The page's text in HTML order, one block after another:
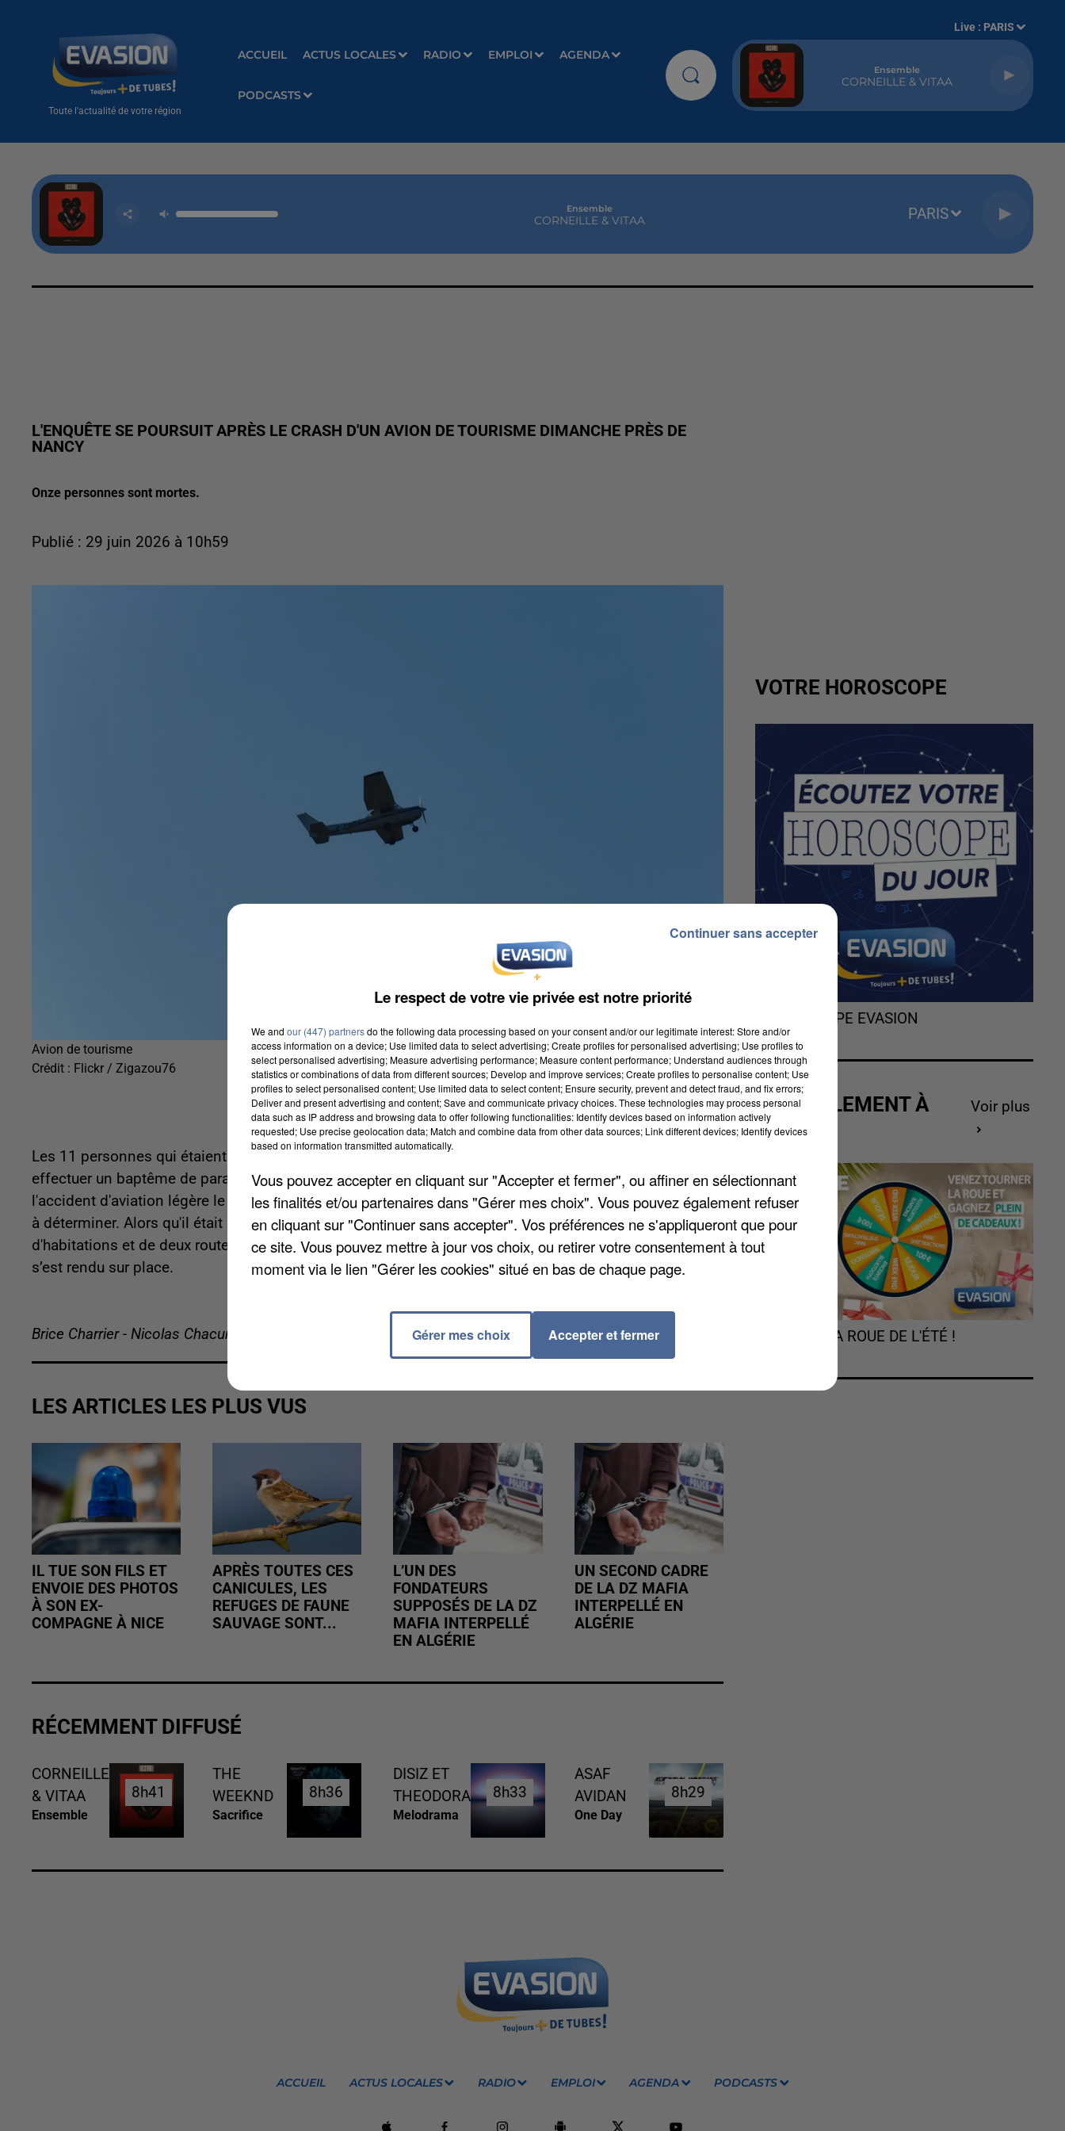
Toute l'actualité de votre région
ACCUEIL ACTUS LOCALES RADIO EMPLOI AGENDA
PODCASTS
Live : PARIS
Ensemble
CORNEILLE & VITAA
Ensemble
CORNEILLE & VITAA PARIS
L'ENQUÊTE SE POURSUIT APRÈS LE CRASH D'UN AVION DE TOURISME DIMANCHE PRÈS DE
NANCY
Onze personnes sont mortes.
Publié : 29 juin 2026 à 10h59
Avion de tourisme
Crédit : Flickr / Zigazou76
Les 11 personnes qui étaient à bord sont décédées. Certaines d'entre elles se trouvaient là pour
effectuer un baptême de parachutisme. Les autres victimes sont les 5 instructeurs et le pilote. C’est
l'accident d'aviation légère le plus meurtrier en France. Les circonstances de cette panne subite restent
à déterminer. Alors qu'il était en phase de décollage, l'appareil est tombé à pic près d'un supermarché,
d'habitations et de deux routes. Aucun bâtiment n'a été touché. Le ministre de l’Intérieur Laurent Nunez
s’est rendu sur place.
Brice Charrier - Nicolas Chacun
LES ARTICLES LES PLUS VUS
IL TUE SON FILS ET
ENVOIE DES PHOTOS
À SON EX-
COMPAGNE À NICE
APRÈS TOUTES CES
CANICULES, LES
REFUGES DE FAUNE
SAUVAGE SONT...
L’UN DES
FONDATEURS
SUPPOSÉS DE LA DZ
MAFIA INTERPELLÉ
EN ALGÉRIE
UN SECOND CADRE
DE LA DZ MAFIA
INTERPELLÉ EN
ALGÉRIE
RÉCEMMENT DIFFUSÉ
CORNEILLE
& VITAA
Ensemble
8h41
8h41
THE
WEEKND
Sacrifice
8h36
8h36
DISIZ ET
THEODORA
Melodrama
8h33
8h33
ASAF
AVIDAN
One Day
8h29
8h29
VOTRE HOROSCOPE
L'HOROSCOPE EVASION
ACTUELLEMENT À
GAGNER
Voir plus
TOURNEZ LA ROUE DE L'ÉTÉ !
ACCUEIL ACTUS LOCALES RADIO EMPLOI AGENDA PODCASTS
Le respect de votre vie privée est notre priorité
We and our (447) partnersdo the following data processing based on your consent and/or our legitimate interest: Store and/or
access information on a device; Use limited data to select advertising; Create profiles for personalised advertising; Use profiles to
select personalised advertising; Measure advertising performance; Measure content performance; Understand audiences through
statistics or combinations of data from different sources; Develop and improve services; Create profiles to personalise content; Use
profiles to select personalised content; Use limited data to select content; Ensure security, prevent and detect fraud, and fix errors;
Deliver and present advertising and content; Save and communicate privacy choices. These technologies may process personal
data such as IP address and browsing data to offer following functionalities: Identify devices based on information actively
requested; Use precise geolocation data; Match and combine data from other data sources; Link different devices; Identify devices
based on information transmitted automatically.
Vous pouvez accepter en cliquant sur "Accepter et fermer", ou affiner en sélectionnant
les finalités et/ou partenaires dans "Gérer mes choix". Vous pouvez également refuser
en cliquant sur "Continuer sans accepter". Vos préférences ne s'appliqueront que pour
ce site. Vous pouvez mettre à jour vos choix, ou retirer votre consentement à tout
moment via le lien "Gérer les cookies" situé en bas de chaque page.
Gérer mes choix Accepter et fermer
Continuer sans accepter